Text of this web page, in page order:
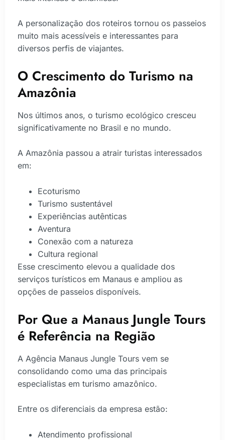
A personalização dos roteiros tornou os passeios
muito mais acessíveis e interessantes para
diversos perfis de viajantes.
O Crescimento do Turismo na
Amazônia
Nos últimos anos, o turismo ecológico cresceu
significativamente no Brasil e no mundo.
A Amazônia passou a atrair turistas interessados
em:
Ecoturismo
Turismo sustentável
Experiências autênticas
Aventura
Conexão com a natureza
Cultura regional
Esse crescimento elevou a qualidade dos
serviços turísticos em Manaus e ampliou as
opções de passeios disponíveis.
Por Que a Manaus Jungle Tours
é Referência na Região
A Agência Manaus Jungle Tours vem se
consolidando como uma das principais
especialistas em turismo amazônico.
Entre os diferenciais da empresa estão:
Atendimento profissional